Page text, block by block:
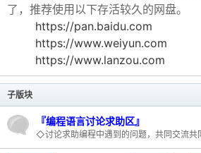
po
了，推荐使用以下存活较久的网盘。
https://pan.baidu.com
https://www.weiyun.com
https://www.lanzou.com
子版块
『编程语言讨论求助区』
◇讨论求助编程中遇到的问题，共同交流